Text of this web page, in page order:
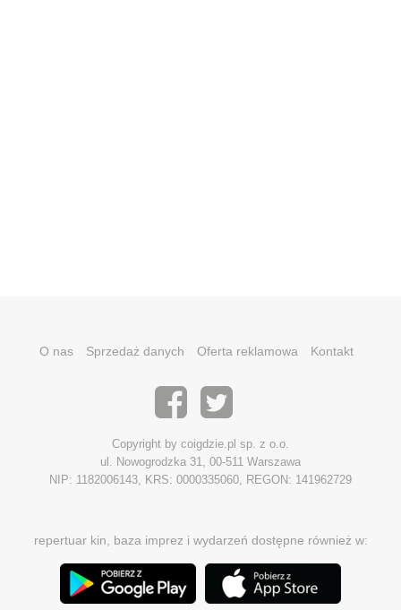
O nas Sprzedaż danych Oferta reklamowa Kontakt
Copyright by coigdzie.pl sp. z o.o.
ul. Nowogrodzka 31, 00-511 Warszawa
NIP: 1182006143, KRS: 0000335060, REGON: 141962729
repertuar kin, baza imprez i wydarzeń dostępne również w: